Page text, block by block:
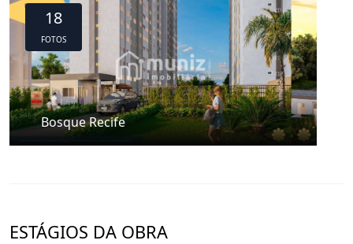
Bosque Recife
18
FOTOS
ESTÁGIOS DA OBRA